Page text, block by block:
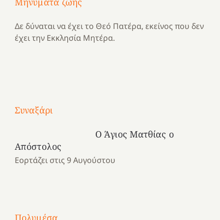
Δε δύναται να έχει το Θεό Πατέρα, εκείνος που δεν
έχει την Εκκλησία Μητέρα.
Συναξάρι
Ο Άγιος Ματθίας ο
Απόστολος
Εορτάζει στις 9 Αυγούστου
Πολυμέσα
Μια
ένα
καλοκαίρι
Αγωνίστριες
και
Νοσοκομείο
“Ερυθρός
Αγωνίστριες
Κατασκηνωτικές
το
Ελληνικό
Αγωνίστριες
χρόνια